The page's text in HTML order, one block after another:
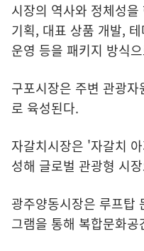
시장의 역사와 정체성
기획, 대표 상품 개발,
운영 등을 패키지 방식
구포시장은 주변 관광
로 육성된다.
자갈치시장은 '자갈치
성해 글로벌 관광형 시
광주양동시장은 루프탑
그램을 통해 복합문화